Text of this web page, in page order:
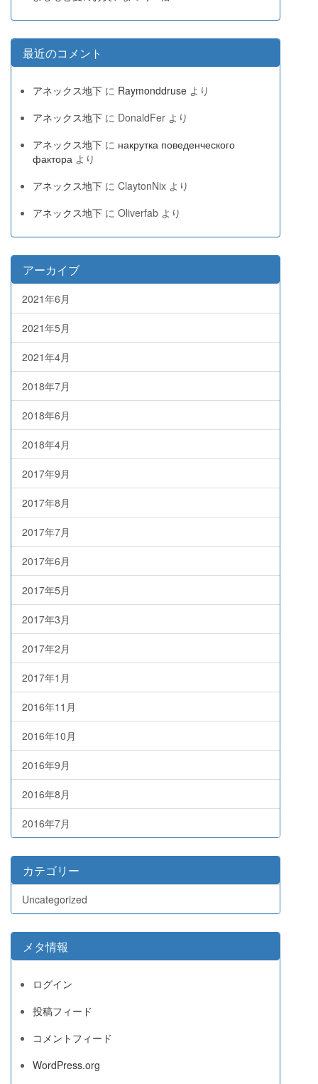
最近のコメント
アネックス地下 に Raymonddruse より
アネックス地下 に DonaldFer より
アネックス地下 に накрутка поведенческого
фактора より
アネックス地下 に ClaytonNix より
アネックス地下 に Oliverfab より
アーカイブ
2021年6月
2021年5月
2021年4月
2018年7月
2018年6月
2018年4月
2017年9月
2017年8月
2017年7月
2017年6月
2017年5月
2017年3月
2017年2月
2017年1月
2016年11月
2016年10月
2016年9月
2016年8月
2016年7月
カテゴリー
Uncategorized
メタ情報
ログイン
投稿フィード
コメントフィード
WordPress.org